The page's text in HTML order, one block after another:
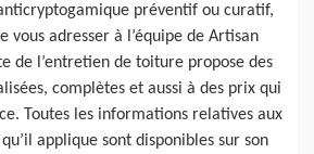
préventif ou curatif,
vous adresser à l’équipe de Artisan
de l’entretien de toiture propose des
complètes et aussi à des prix qui
Toutes les informations relatives aux
applique sont disponibles sur son